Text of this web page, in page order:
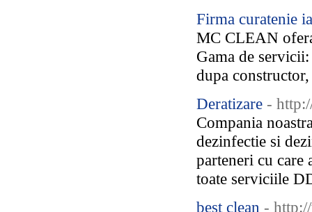
Firma curatenie
MC CLEAN
Gama de
dupa
Deratizare -
Compania
dezinfectie si
parteneri cu care
toate serviciile
best clean -